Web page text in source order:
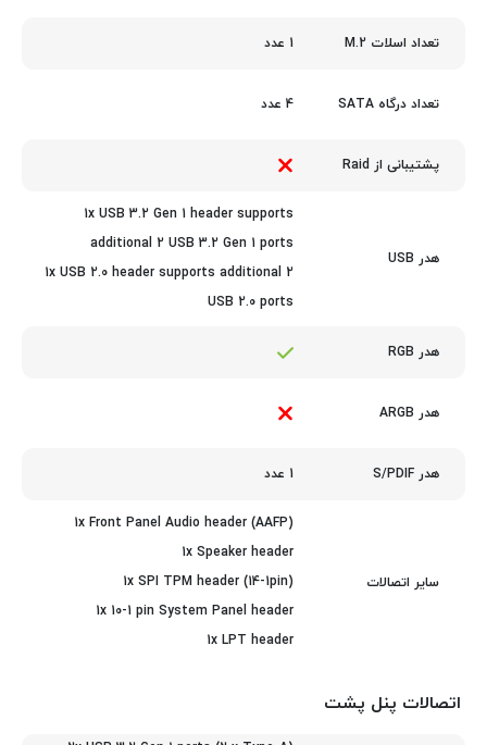
تعداد اسلات M.2 1 عدد
تعداد درگاه SATA 4 عدد
پشتیبانی از Raid
هدر USB
1x USB 3.2 Gen 1 header supports
additional 2 USB 3.2 Gen 1 ports
1x USB 2.0 header supports additional 2
USB 2.0 ports
هدر RGB
هدر ARGB
هدر S/PDIF 1 عدد
سایر اتصالات
1x Front Panel Audio header (AAFP)
1x Speaker header
1x SPI TPM header (14-1pin)
1x 10-1 pin System Panel header
1x LPT header
اتصالات پنل پشت